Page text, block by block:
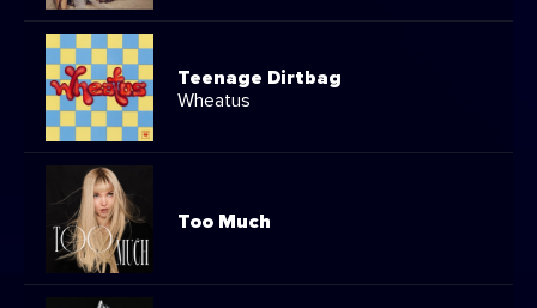
Teenage Dirtbag
Wheatus
Too Much